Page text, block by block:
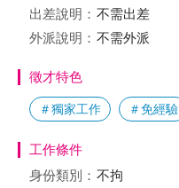
出差說明： 不需出差
外派說明： 不需外派
徵才特色
＃獨家工作 ＃免經驗
工作條件
身份類別： 不拘